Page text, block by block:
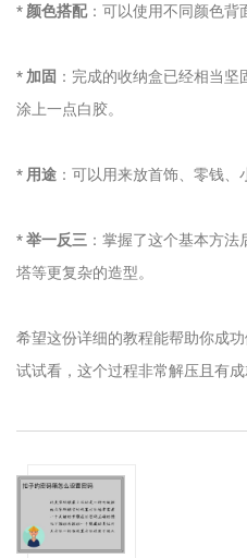
* 颜色搭配：可以使用不同颜色背
* 加固 ：完成的收纳盒已经相当
涂上一点白胶。
* 用途 ：可以用来放首饰、零钱、
*举一反三 ：掌握了这个基本方
塔等更复杂的造型。
希望这份详细的教程能帮助你成
试试看，这个过程非常解压且有成